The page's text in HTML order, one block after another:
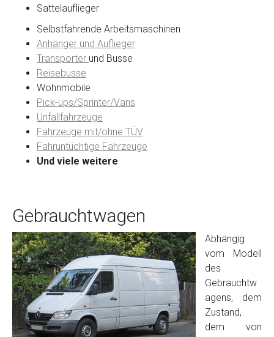
Bekannte Schäden
Kilometerstand
Preisvorstellung
Name*
Email
PLZ und Ort
Foto Nr. 1
Sattelauflieger
Selbstfahrende Arbeitsmaschinen
Anhänger und Auflieger
Transporter und Busse
Reisebusse
Wohnmobile
Pick-ups/Sprinter/Vans
Unfallfahrzeuge
Fahrzeuge mit/ohne TÜV
Fahruntüchtige Fahrzeuge
Und viele weitere
Gebrauchtwagen
Abhängig
vom Modell
des
Gebrauchtw
agens, dem
Zustand,
dem von